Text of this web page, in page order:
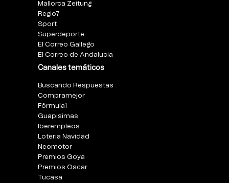
Mallorca Zeitung
Regio7
Sport
Superdeporte
El Correo Gallego
El Correo de Andalucia
Canales temáticos
Buscando Respuestas
Compramejor
Fórmula1
Guapisimas
Iberempleos
Loteria Navidad
Neomotor
Premios Goya
Premios Oscar
Tucasa